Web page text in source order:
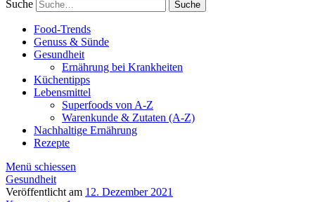
Suche
Food-Trends
Genuss & Sünde
Gesundheit
Ernährung bei Krankheiten
Küchentipps
Lebensmittel
Superfoods von A-Z
Warenkunde & Zutaten (A-Z)
Nachhaltige Ernährung
Rezepte
Menü schiessen
Gesundheit
Veröffentlicht am 12. Dezember 2021